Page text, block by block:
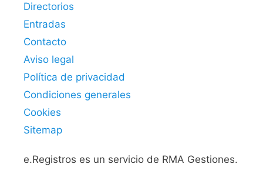
Directorios
Entradas
Contacto
Aviso legal
Política de privacidad
Condiciones generales
Cookies
Sitemap
e.Registros es un servicio de RMA Gestiones.